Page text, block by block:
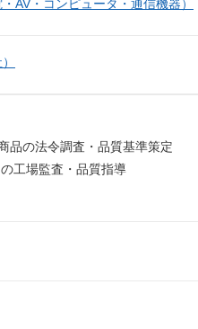
AV・コンピュータ・通信機器）
品の法令調査・品質基準策定
工場監査・品質指導